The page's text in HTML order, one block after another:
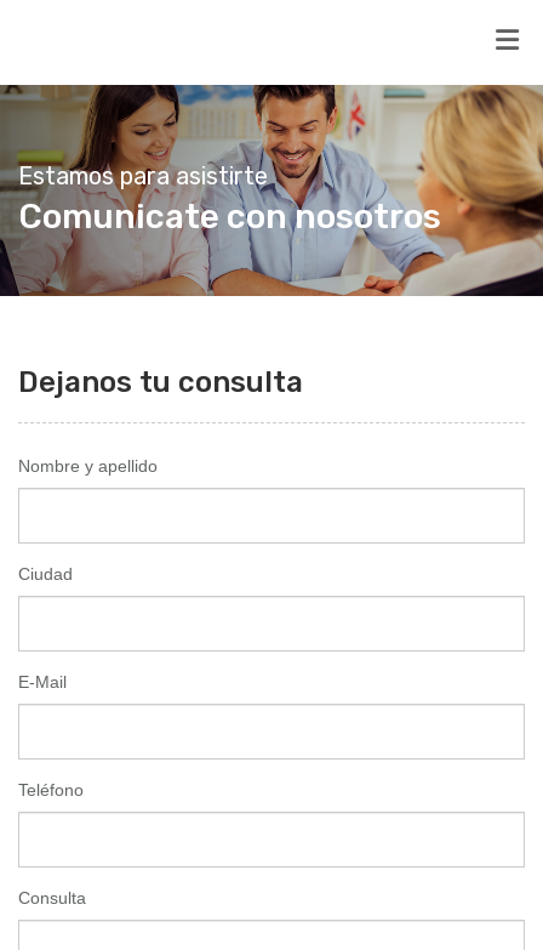
Estamos para asistirte
Comunicate con nosotros
Dejanos tu consulta
Nombre y apellido
Ciudad
E-Mail
Teléfono
Consulta